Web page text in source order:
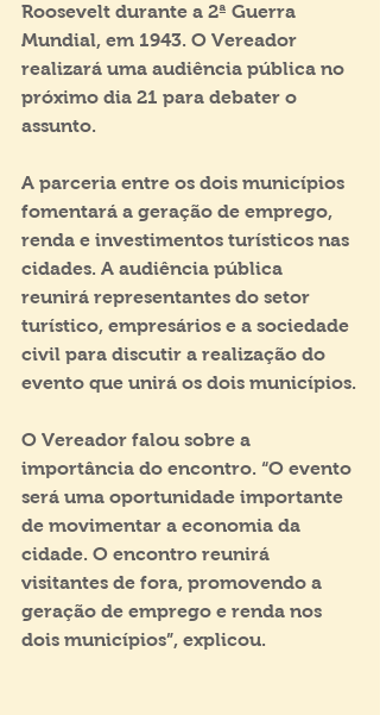
Roosevelt durante a 2ª Guerra
Mundial, em 1943. O Vereador
realizará uma audiência pública no
próximo dia 21 para debater o
assunto.
A parceria entre os dois municípios
fomentará a geração de emprego,
renda e investimentos turísticos nas
cidades. A audiência pública
reunirá representantes do setor
turístico, empresários e a sociedade
civil para discutir a realização do
evento que unirá os dois municípios.
O Vereador falou sobre a
importância do encontro. “O evento
será uma oportunidade importante
de movimentar a economia da
cidade. O encontro reunirá
visitantes de fora, promovendo a
geração de emprego e renda nos
dois municípios”, explicou.